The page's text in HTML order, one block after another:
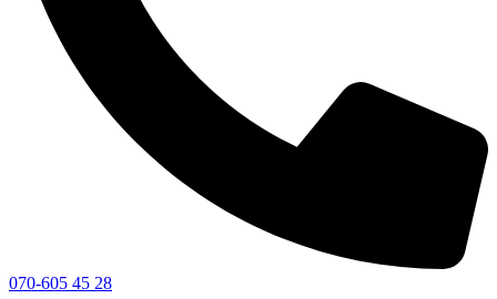
070-605 45 28